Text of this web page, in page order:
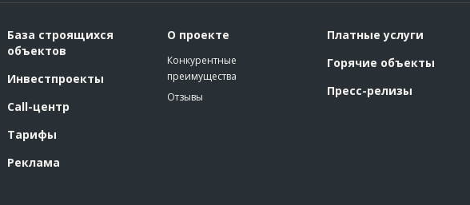
База строящихся
объектов
Инвестпроекты
Call-центр
Тарифы
Реклама
О проекте
Конкурентные
преимущества
Отзывы
Платные услуги
Горячие объекты
Пресс-релизы